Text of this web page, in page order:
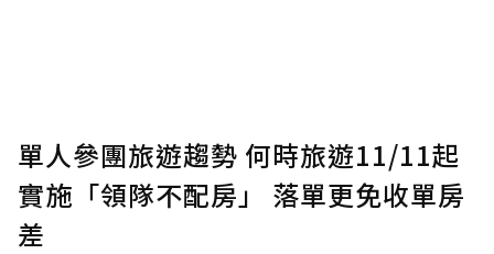
確認送出
單人參團旅遊趨勢 何時旅遊11/11起
實施「領隊不配房」 落單更免收單房
差